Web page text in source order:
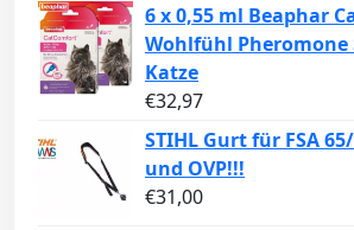
6 x 0,55 ml Beaphar
Wohlfühl Pheromone
Katze
€32,97
STIHL Gurt für FSA
und OVP!!!
€31,00